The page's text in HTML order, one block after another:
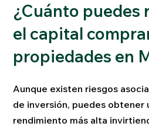
¿Cuánto puedes
el capital
propiedades en
Aunque existen riesgos
de inversión, puedes obtener
rendimiento más alta